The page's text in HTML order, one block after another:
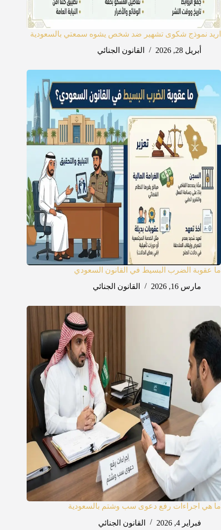
اريد نموذج شكوى تشهير ضد شخص يشوه سمعتي بالسعودية
أبريل 28, 2026
القانون الجنائي
ما عقوبة الضرب البسيط في القانون السعودي
مارس 16, 2026
القانون الجنائي
ما هي اجراءات رفع دعوى سب وشتم بالسعودية
فبراير 4, 2026
القانون الجنائي